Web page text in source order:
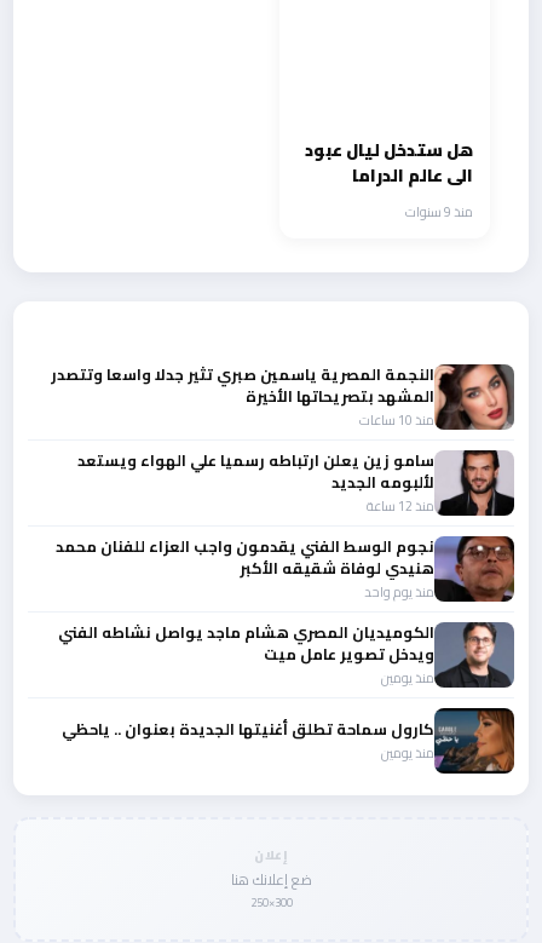
هل ستدخل ليال عبود
الى عالم الدراما
السورية ؟منذ 9 سنوات
النجمة المصرية ياسمين صبري تثير جدلا واسعا وتتصدر
المشهد بتصريحاتها الأخيرة
منذ 10 ساعات
سامو زين يعلن ارتباطه رسميا علي الهواء ويستعد
لألبومه الجديد
منذ 12 ساعة
نجوم الوسط الفني يقدمون واجب العزاء للفنان محمد
هنيدي لوفاة شقيقه الأكبر
منذ يوم واحد
الكوميديان المصري هشام ماجد يواصل نشاطه الفني
ويدخل تصوير عامل ميت
منذ يومين
كارول سماحة تطلق أغنيتها الجديدة بعنوان .. ياحظي
منذ يومين
إعلان
ضع إعلانك هنا
300×250